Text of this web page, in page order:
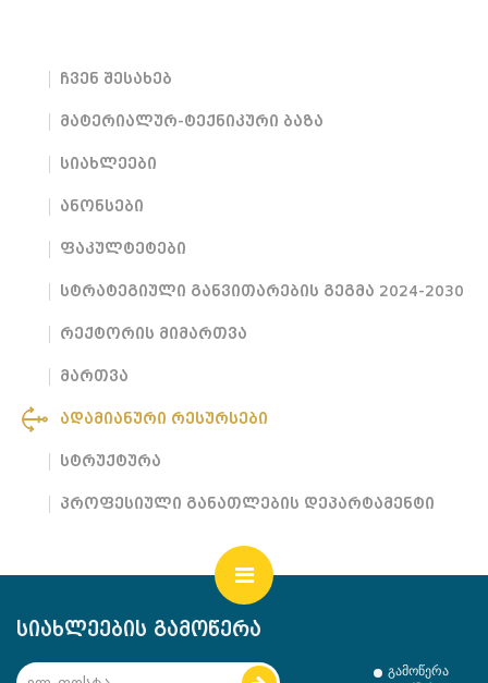
ჩვენ შესახებ
მატერიალურ-ტექნიკური ბაზა
სიახლეები
ანონსები
ფაკულტეტები
სტრატეგიული განვითარების გეგმა 2024-2030
რექტორის მიმართვა
მართვა
ადამიანური რესურსები
სტრუქტურა
პროფესიული განათლების დეპარტამენტი
სიახლეების გამოწერა
გამოწერა